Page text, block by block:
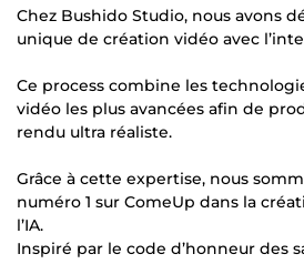
Chez Bushido Studio, nous avons
unique de création vidéo avec
Ce process combine les
vidéo les plus avancées afin de
rendu ultra réaliste.
Grâce à cette expertise, nous
numéro 1 sur ComeUp dans la
l’IA.
Inspiré par le code d’honneur des